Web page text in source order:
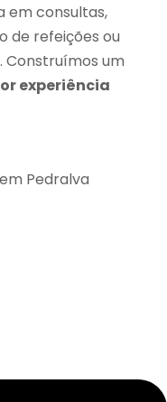
em consultas,
de refeições ou
Construímos um
experiência
Pedralva